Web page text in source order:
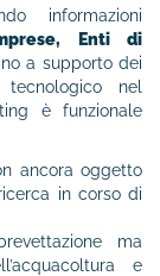
informazioni
Enti di
a supporto dei
nel
è funzionale
ancora oggetto
in corso di
ma
e